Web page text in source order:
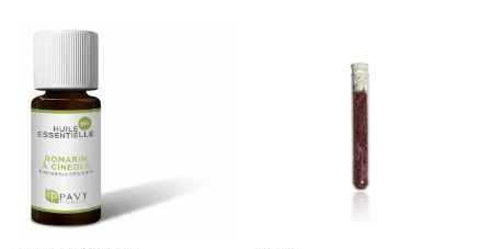
Les
options
être
choisies
sur